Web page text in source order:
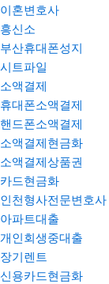
이혼변호사
흥신소
부산휴대폰성지
시트파일
소액결제
휴대폰소액결제
핸드폰소액결제
소액결제현금화
소액결제상품권
카드현금화
인천형사전문변호사
아파트대출
개인회생중대출
장기렌트
신용카드현금화